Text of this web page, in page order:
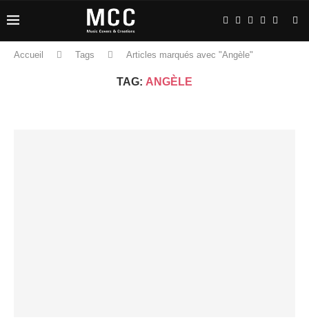
Accueil Tags Articles marqués avec "Angèle"
TAG: ANGÈLE